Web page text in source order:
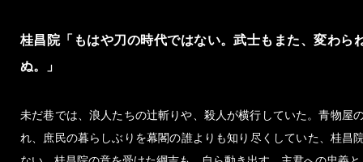
桂昌院「もはや刀の時代ではない。武士もまた、変わら
ぬ。」
未だ巷では、浪人たちの辻斬りや、殺人が横行していた。青物屋
れ、庶民の暮らしぶりを幕閣の誰よりも知り尽くしていた、桂